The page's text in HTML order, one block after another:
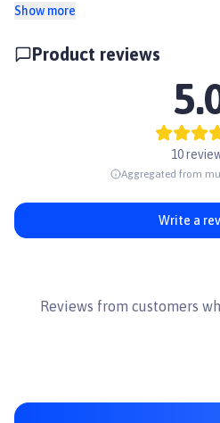
Rèn luyện khả năng săn mồi, đuổi bắt
Thành phần
Kiểm tra đồ chơi trước khi sử dụng
Chọn kích thước đồ chơi phù hợp
Giám sát thú cưng khi chơi đồ chơi
Khi đồ chơi bị rách, hư hỏng, cần
#dochoichocho #treatcho #dochoi
#dochoinhoibong #dochoituongtac
Show more
Product reviews
10
Aggregated from
Write a
Reviews from customers